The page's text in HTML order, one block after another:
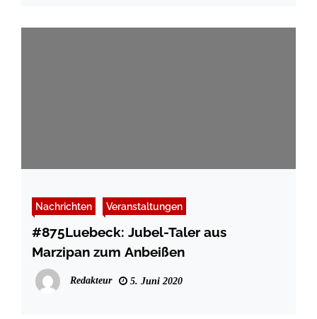
Nachrichten Veranstaltungen
#875Luebeck: Jubel-Taler aus
Marzipan zum Anbeißen
Redakteur 5. Juni 2020